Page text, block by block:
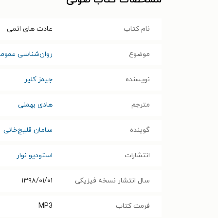
نام کتاب عادت های اتمی
موضوع روان‌شناسی
نویسنده جیمز کلیر
مترجم هادی بهمنی
گوینده سامان قلیچ‌خانی
انتشارات استودیو نوار
سال انتشار نسخه فیزیکی ۱۳۹۸/۰۱/۰۱
فرمت کتاب MP3